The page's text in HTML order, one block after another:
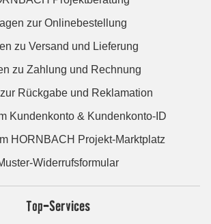
zur Onlinebestellung
zu Versand und Lieferung
zu Zahlung und Rechnung
Rückgabe und Reklamation
Kundenkonto & Kundenkonto-ID
HORNBACH Projekt-Marktplatz
Widerrufsformular
Top-Services